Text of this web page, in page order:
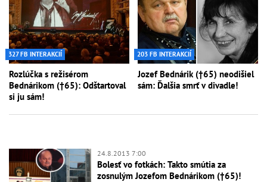
327 FB INTERAKCIÍ
Rozlúčka s režisérom
Bednárikom (†65): Odštartoval
si ju sám!
203 FB INTERAKCIÍ
Jozef Bednárik (†65) neodišiel
sám: Ďalšia smrť v divadle!
24.8.2013 7:00
Bolesť vo fotkách: Takto smútia za
zosnulým Jozefom Bednárikom (†65)!